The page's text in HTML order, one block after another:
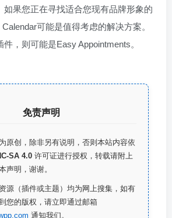
如果您正在寻找适合您现有品牌形象的
可能是值得考虑的解决方案。
，则可能是Easy Appointments。
免责声明
原创，除非另有说明，否则本站内容依
SA 4.0 许可证进行授权，转载请附上
声明，谢谢。
源（插件或主题）均为网上搜集，如有
您的版权，请立即通过邮箱
通知我们。